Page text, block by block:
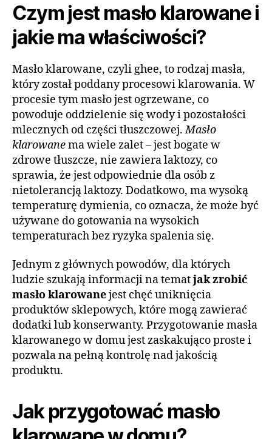
Czym jest masło klarowane i
jakie ma właściwości?
Masło klarowane, czyli ghee, to rodzaj masła,
który został poddany procesowi klarowania. W
procesie tym masło jest ogrzewane, co
powoduje oddzielenie się wody i pozostałości
mlecznych od części tłuszczowej.Masło
klarowanema wiele zalet – jest bogate w
zdrowe tłuszcze, nie zawiera laktozy, co
sprawia, że jest odpowiednie dla osób z
nietolerancją laktozy. Dodatkowo, ma wysoką
temperaturę dymienia, co oznacza, że może być
używane do gotowania na wysokich
temperaturach bez ryzyka spalenia się.
Jednym z głównych powodów, dla których
ludzie szukają informacji na tematjak zrobić
masło klarowanejest chęć uniknięcia
produktów sklepowych, które mogą zawierać
dodatki lub konserwanty. Przygotowanie masła
klarowanego w domu jest zaskakująco proste i
pozwala na pełną kontrolę nad jakością
produktu.
Jak przygotować masło